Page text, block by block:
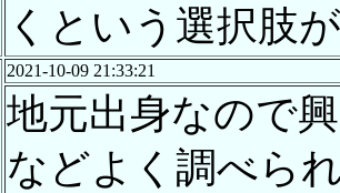
くという選択肢
2021-10-09 21:33:21
地元出身なので
などよく調べら